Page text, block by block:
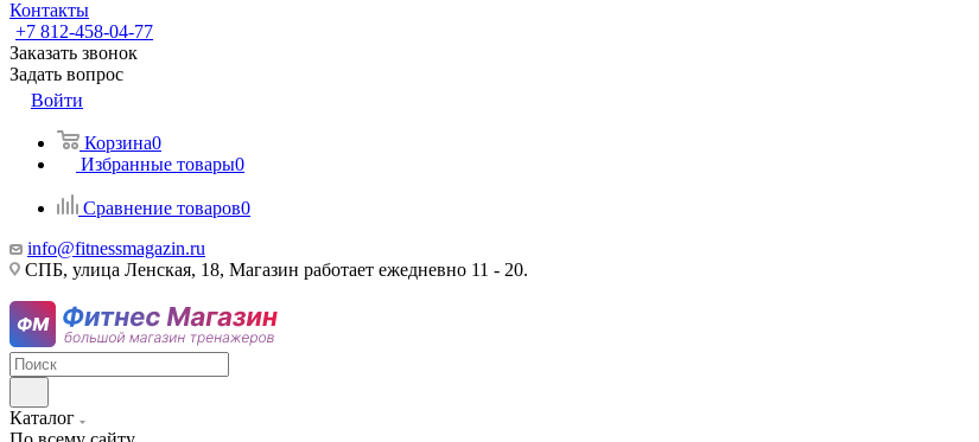
Контакты
+7 812-458-04-77
Заказать звонок
Задать вопрос
Войти
Корзина0
Избранные товары0
Сравнение товаров0
info@fitnessmagazin.ru
СПБ, улица Ленская, 18, Магазин работает ежедневно 11 - 20.
Каталог